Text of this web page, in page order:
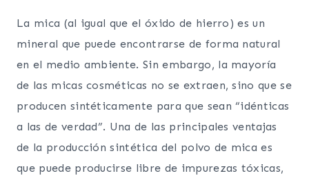
La mica (al igual que el óxido de hierro) es un
mineral que puede encontrarse de forma natural
en el medio ambiente. Sin embargo, la mayoría
de las micas cosméticas no se extraen, sino que se
producen sintéticamente para que sean “idénticas
a las de verdad”. Una de las principales ventajas
de la producción sintética del polvo de mica es
que puede producirse libre de impurezas tóxicas,